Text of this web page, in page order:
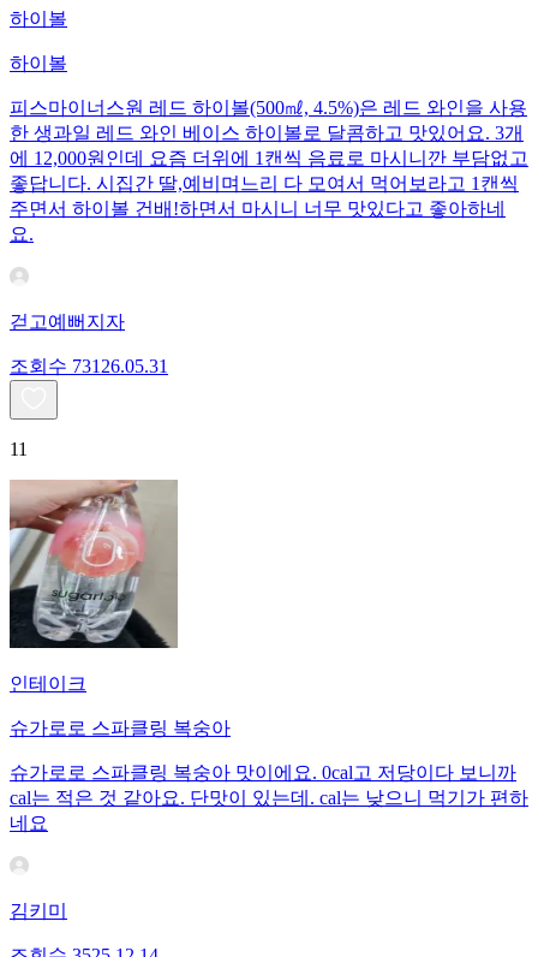
하이볼
하이볼
피스마이너스원 레드 하이볼(500㎖, 4.5%)은 레드 와인을 사용
한 생과일 레드 와인 베이스 하이볼로 달콤하고 맛있어요. 3개
에 12,000원인데 요즘 더위에 1캔씩 음료로 마시니깐 부담없고
좋답니다. 시집간 딸,예비며느리 다 모여서 먹어보라고 1캔씩
주면서 하이볼 건배!하면서 마시니 너무 맛있다고 좋아하네
요.
걷고예뻐지자
조회수 731 26.05.31
11
인테이크
슈가로로 스파클링 복숭아
슈가로로 스파클링 복숭아 맛이에요. 0cal고 저당이다 보니까
cal는 적은 것 같아요. 단맛이 있는데. cal는 낮으니 먹기가 편하
네요
김키미